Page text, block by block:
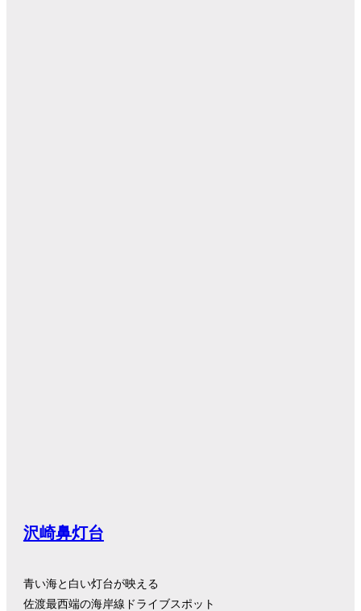
沢崎鼻灯台
青い海と白い灯台が映える
佐渡最西端の海岸線ドライブスポット